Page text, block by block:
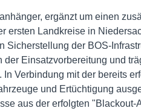
ergänzt um einen
ersten Landkreise in
Sicherstellung der BOS-
Einsatzvorbereitung und
Verbindung mit der bereits
und Ertüchtigung
aus der erfolgten